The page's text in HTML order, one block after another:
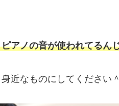
アノの音が使われてるん
近なものにしてください